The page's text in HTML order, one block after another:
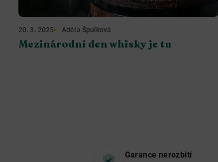
20. 3. 2025 Adéla Špulková
Mezinárodní den whisky je tu
Garance nerozbití